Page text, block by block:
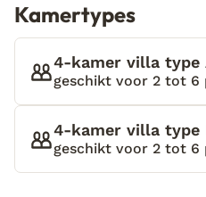
kijk ik om mij heen en zie
privézwembad en het
wakker worden! Al Mare
moderne villas aan waar
villas zijn voorzien van
in de riante keuken maak
klaar. Het is heerlijk
het privézwembad, maar
Kamertypes
4-kamer villa type
geschikt voor 2 tot 6
4-kamer villa type
geschikt voor 2 tot 6